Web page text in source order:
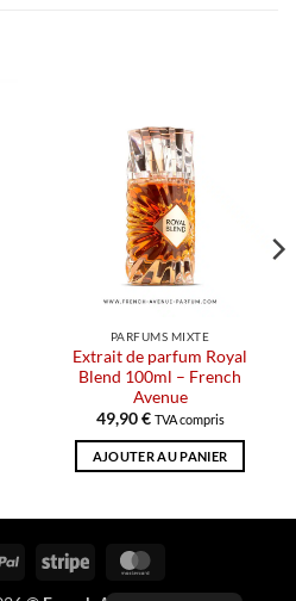
PARFUMS MIXTE
Extrait de parfum Royal
Blend 100ml – French
Avenue
49,90€ TVA compris
AJOUTER AU PANIER
PayPal Rayure